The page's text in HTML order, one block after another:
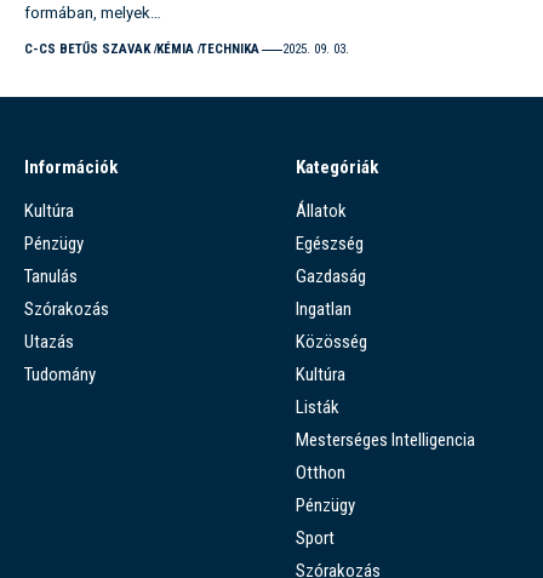
formában, melyek…
C-CS BETŰS SZAVAK KÉMIA TECHNIKA 2025. 09. 03.
Információk
Kultúra
Pénzügy
Tanulás
Szórakozás
Utazás
Tudomány
Kategóriák
Állatok
Egészség
Gazdaság
Ingatlan
Közösség
Kultúra
Listák
Mesterséges Intelligencia
Otthon
Pénzügy
Sport
Szórakozás